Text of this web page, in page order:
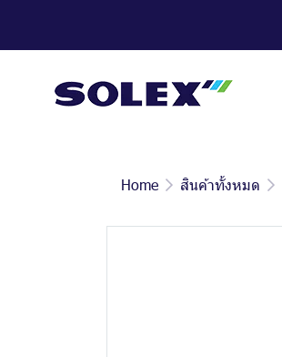
Home สินค้าทั้งหมด